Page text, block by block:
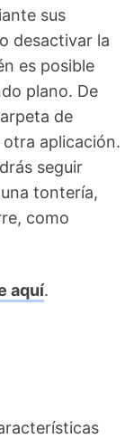
sus
desactivar la
es posible
plano. De
de
aplicación.
seguir
tontería,
como
aquí.